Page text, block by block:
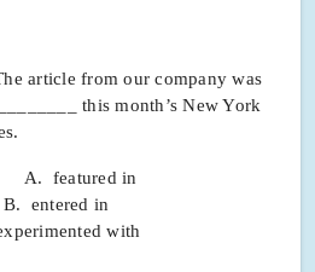
article from our company was
this month’s New York
featured in
entered in
with